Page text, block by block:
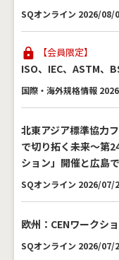
SQオンライン 2026/08/
【会員限定】
ISO、IEC、ASTM、
国際・海外規格情報
北東アジア標準協力
で切り拓く未来～第
ション」開催と広島
SQオンライン 2026/07/
欧州：CENワークシ
SQオンライン 2026/07/